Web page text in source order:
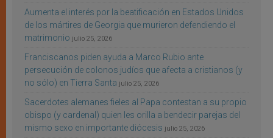
Aumenta el interés por la beatificación en Estados Unidos
de los mártires de Georgia que murieron defendiendo el
matrimonio julio 25, 2026
Franciscanos piden ayuda a Marco Rubio ante
persecución de colonos judíos que afecta a cristianos (y
no sólo) en Tierra Santa julio 25, 2026
Sacerdotes alemanes fieles al Papa contestan a su propio
obispo (y cardenal) quien les orilla a bendecir parejas del
mismo sexo en importante diócesis julio 25, 2026